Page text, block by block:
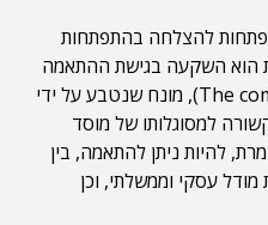
להצלחה בהתפתחות
הוא השקעה בגישת ההתאמה
למסוגלותו של מוסד
להיות ניתן להתאמה, בין
עסקי וממשלתי, וכן